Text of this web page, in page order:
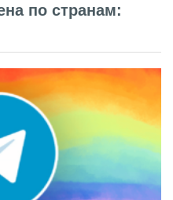
по странам: